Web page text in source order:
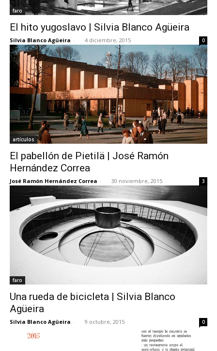
faro
El hito yugoslavo | Silvia Blanco Agüeira
Silvia Blanco Agüeira - 4 diciembre, 2015 0
artículos
El pabellón de Pietilä | José Ramón
Hernández Correa
José Ramón Hernández Correa - 30 noviembre, 2015 3
faro
Una rueda de bicicleta | Silvia Blanco
Agüeira
Silvia Blanco Agüeira - 9 octubre, 2015 0